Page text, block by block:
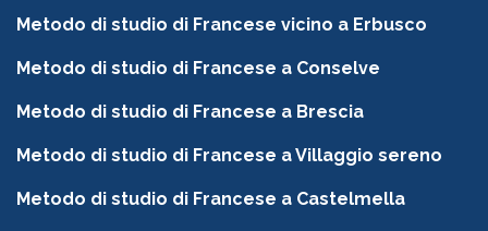
Metodo di studio di Francese vicino a Erbusco
Metodo di studio di Francese a Conselve
Metodo di studio di Francese a Brescia
Metodo di studio di Francese a Villaggio sereno
Metodo di studio di Francese a Castelmella